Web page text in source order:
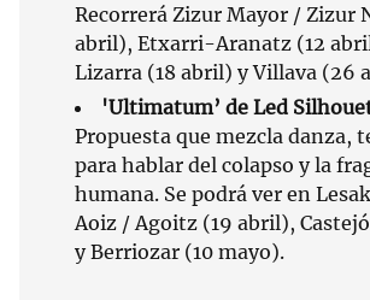
Recorrerá Zizur Mayor / Zizur
abril), Etxarri-Aranatz (12
Lizarra (18 abril) y Villava (26
'Ultimatum’ de Led
Propuesta que mezcla danza,
para hablar del colapso y la
humana. Se podrá ver en
Aoiz / Agoitz (19 abril),
y Berriozar (10 mayo).